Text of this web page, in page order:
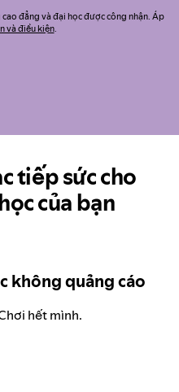
đẳng và đại học được công nhận. Áp
và điều kiện.
tiếp sức cho
của bạn
không quảng cáo
hết mình.